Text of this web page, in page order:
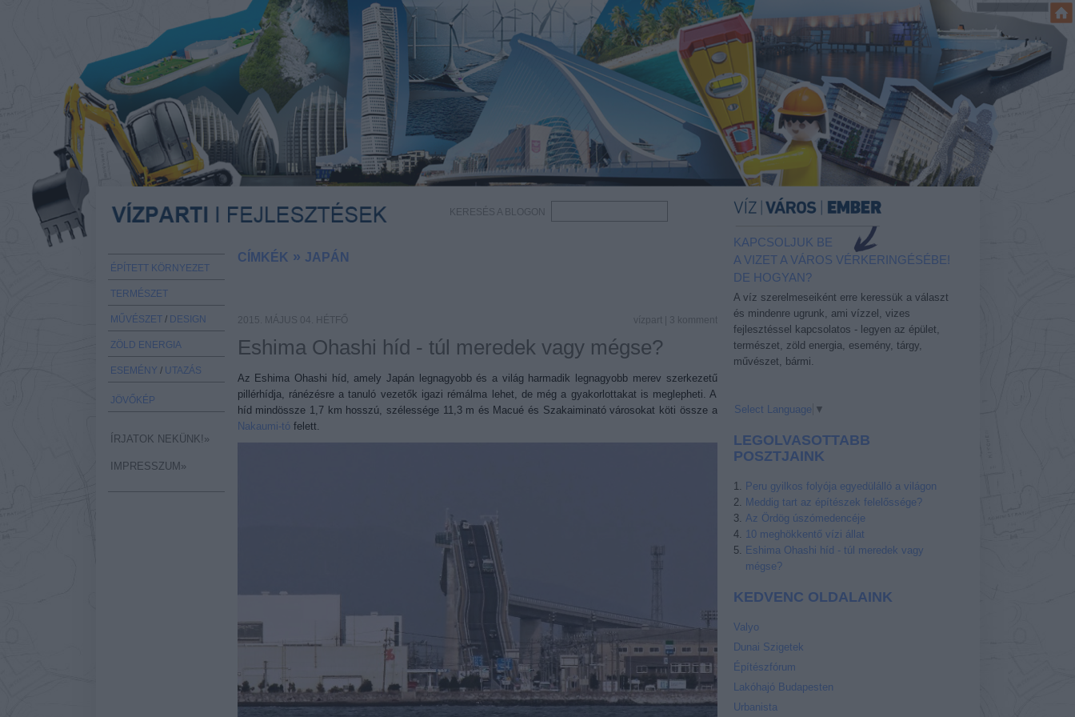
KERESÉS A BLOGON
KAPCSOLJUK BE
A VIZET A VÁROS VÉRKERINGÉSÉBE!
DE HOGYAN?
A víz szerelmeseiként erre keressük a választ
és mindenre ugrunk, ami vízzel, vizes
fejlesztéssel kapcsolatos - legyen az épület,
természet, zöld energia, esemény, tárgy,
művészet, bármi.
Select Language ▼
LEGOLVASOTTABB
POSZTJAINK
Peru gyilkos folyója egyedülálló a világon
Meddig tart az építészek felelőssége?
Az Ördög úszómedencéje
10 meghökkentő vízi állat
Eshima Ohashi híd - túl meredek vagy
mégse?
KEDVENC OLDALAINK
Valyo
Dunai Szigetek
Építészfórum
Lakóhajó Budapesten
Urbanista
ÉPÍTETT KÖRNYEZET
TERMÉSZET
MŰVÉSZET / DESIGN
ZÖLD ENERGIA
ESEMÉNY / UTAZÁS
JÖVŐKÉP
ÍRJATOK NEKÜNK!»
IMPRESSZUM»
CÍMKÉK » JAPÁN
2015. MÁJUS 04. HÉTFŐ vízpart 3 komment
Eshima Ohashi híd - túl meredek vagy mégse?
Az Eshima Ohashi híd, amely Japán legnagyobb és a világ harmadik legnagyobb merev szerkezetű
pillérhídja, ránézésre a tanuló vezetők igazi rémálma lehet, de még a gyakorlottakat is meglepheti. A
híd mindössze 1,7 km hosszú, szélessége 11,3 m és Macué és Szakaiminató városokat köti össze a
Nakaumi-tófelett.